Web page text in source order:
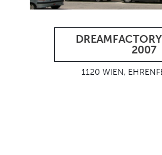
2007
1120 WIEN,